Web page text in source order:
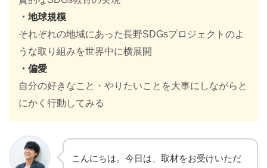
・ 地球規模
それぞれの地域にあった長野SDGsプロジェクトのよ
うな取り組みを世界中に横展開
・ 偏愛
自分の好きなこと・やりたいことを大事にしながらと
にかく行動してみる
こんにちは。今日は、取材をお受けいただ